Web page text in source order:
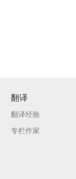
翻译
翻译经验
专栏作家